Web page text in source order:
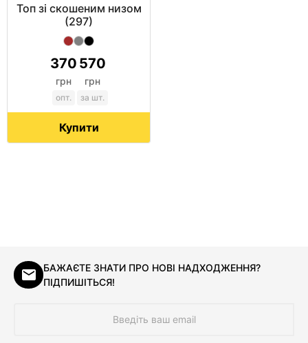
Топ зі скошеним низом
(297)
370
грн
опт.
570
грн
за шт.
Купити
БАЖАЄТЕ ЗНАТИ ПРО НОВІ НАДХОДЖЕННЯ?
ПІДПИШІТЬСЯ!